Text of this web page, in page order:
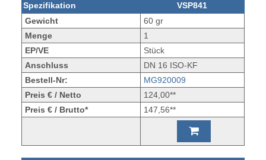
Spezifikation
VSP841
Gewicht
60 gr
Menge
1
EP/VE
Stück
Anschluss
DN 16 ISO-KF
Bestell-Nr:
MG920009
Preis € / Netto
124,00**
Preis € / Brutto*
147,56**